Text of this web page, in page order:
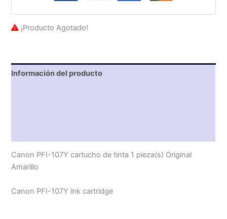
¡Producto Agotado!
Información del producto
Canon PFI-107Y cartucho de tinta 1 pieza(s) Original
Amarillo
Canon PFI-107Y ink cartridge